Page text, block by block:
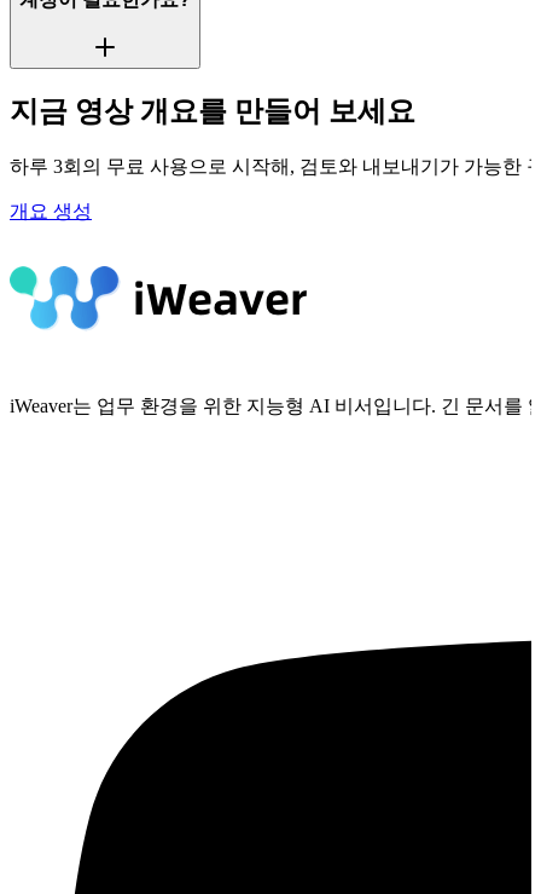
지금 영상 개요를 만들어 보세요
하루 3회의 무료 사용으로 시작해, 검토와 내보내기가 가능한
개요 생성
iWeaver는 업무 환경을 위한 지능형 AI 비서입니다. 긴 문서